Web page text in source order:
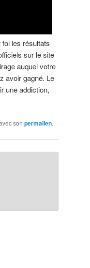
les résultats
sur le site
auquel votre
avoir gagné. Le
une addiction,
son permalien.